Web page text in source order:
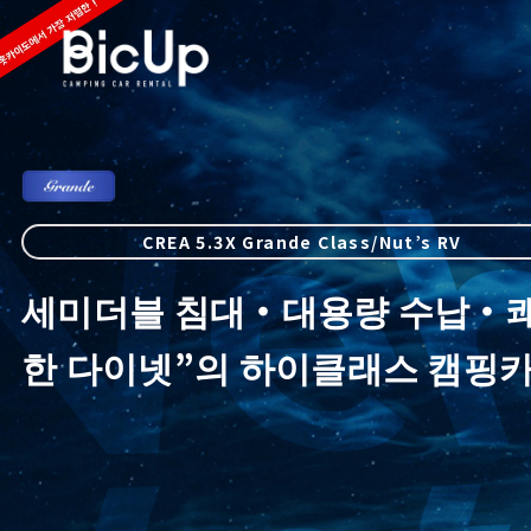
CREA 5.3X Grande Class/Nut’s RV
세미더블 침대・대용량 수납・
한 다이넷”의 하이클래스 캠핑